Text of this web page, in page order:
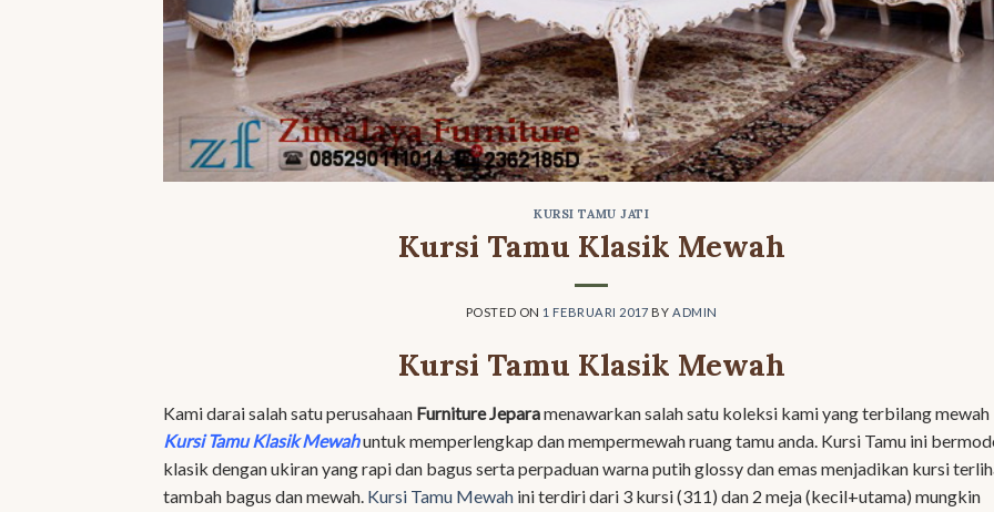
KURSI TAMU JATI
Kursi Tamu Klasik Mewah
POSTED ON 1 FEBRUARI 2017 BY ADMIN
Kursi Tamu Klasik Mewah
Kami darai salah satu perusahaan Furniture Jeparamenawarkan salah satu koleksi kami yang terbilang mewah
Kursi Tamu Klasik Mewahuntuk memperlengkap dan mempermewah ruang tamu anda. Kursi Tamu ini
klasik dengan ukiran yang rapi dan bagus serta perpaduan warna putih glossy dan emas menjadikan kursi
tambah bagus dan mewah. Kursi Tamu Mewah ini terdiri dari 3 kursi (311) dan 2 meja (kecil+utama) mungkin